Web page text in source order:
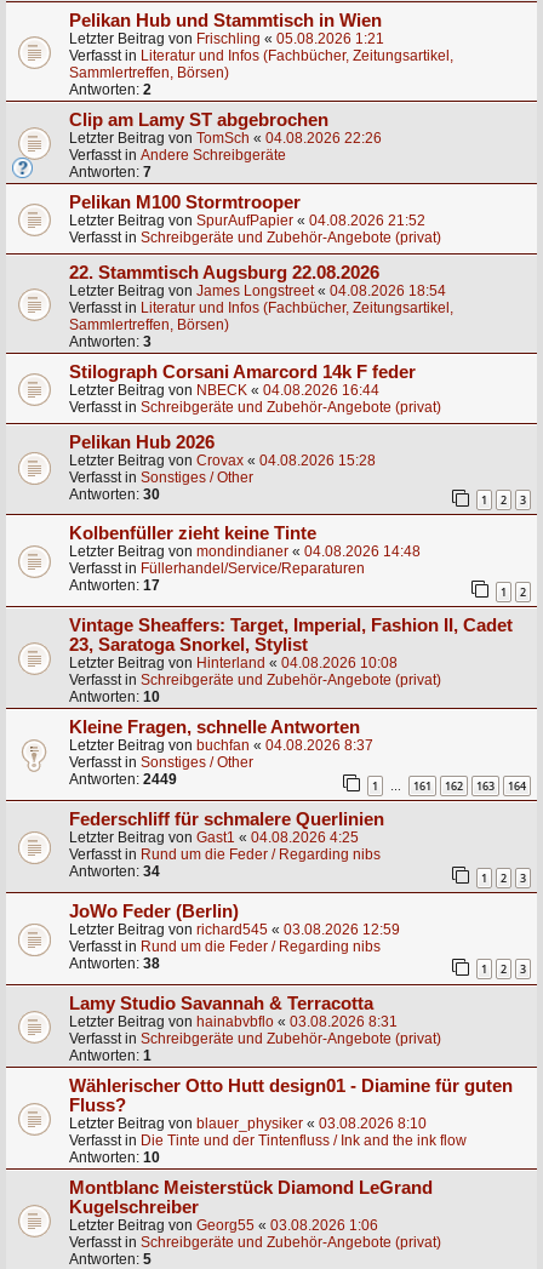
Pelikan Hub und Stammtisch in Wien
Letzter Beitrag von Frischling « 05.08.2026 1:21
Verfasst in Literatur und Infos (Fachbücher, Zeitungsartikel,
Sammlertreffen, Börsen)
Antworten: 2
Clip am Lamy ST abgebrochen
Letzter Beitrag von TomSch « 04.08.2026 22:26
Verfasst in Andere Schreibgeräte
Antworten: 7
Pelikan M100 Stormtrooper
Letzter Beitrag von SpurAufPapier « 04.08.2026 21:52
Verfasst in Schreibgeräte und Zubehör-Angebote (privat)
22. Stammtisch Augsburg 22.08.2026
Letzter Beitrag von James Longstreet« 04.08.2026 18:54
Verfasst in Literatur und Infos (Fachbücher, Zeitungsartikel,
Sammlertreffen, Börsen)
Antworten: 3
Stilograph Corsani Amarcord 14k F feder
Letzter Beitrag von NBECK « 04.08.2026 16:44
Verfasst in Schreibgeräte und Zubehör-Angebote (privat)
Pelikan Hub 2026
Letzter Beitrag von Crovax « 04.08.2026 15:28
Verfasst in Sonstiges / Other
Antworten: 30 1 2 3
Kolbenfüller zieht keine Tinte
Letzter Beitrag von mondindianer « 04.08.2026 14:48
Verfasst in Füllerhandel/Service/Reparaturen
Antworten: 17 1 2
Vintage Sheaffers: Target, Imperial, Fashion II, Cadet
23, Saratoga Snorkel, Stylist
Letzter Beitrag von Hinterland « 04.08.2026 10:08
Verfasst in Schreibgeräte und Zubehör-Angebote (privat)
Antworten: 10
Kleine Fragen, schnelle Antworten
Letzter Beitrag von buchfan « 04.08.2026 8:37
Verfasst in Sonstiges / Other
Antworten: 2449 1 … 161 162 163 164
Federschliff für schmalere Querlinien
Letzter Beitrag von Gast1 « 04.08.2026 4:25
Verfasst in Rund um die Feder / Regarding nibs
Antworten: 34 1 2 3
JoWo Feder (Berlin)
Letzter Beitrag von richard545 « 03.08.2026 12:59
Verfasst in Rund um die Feder / Regarding nibs
Antworten: 38 1 2 3
Lamy Studio Savannah & Terracotta
Letzter Beitrag von hainabvbflo « 03.08.2026 8:31
Verfasst in Schreibgeräte und Zubehör-Angebote (privat)
Antworten: 1
Wählerischer Otto Hutt design01 - Diamine für guten
Fluss?
Letzter Beitrag von blauer_physiker « 03.08.2026 8:10
Verfasst in Die Tinte und der Tintenfluss / Ink and the ink flow
Antworten: 10
Montblanc Meisterstück Diamond LeGrand
Kugelschreiber
Letzter Beitrag von Georg55 « 03.08.2026 1:06
Verfasst in Schreibgeräte und Zubehör-Angebote (privat)
Antworten: 5